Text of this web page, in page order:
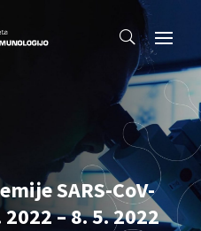
SARS-CoV-
– 8. 5. 2022